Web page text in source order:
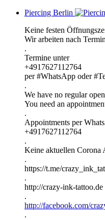
Piercing Berlin
Keine festen
Wir arbeiten nach
.
Termine unter
+4917627112764
per #WhatsApp oder
.
We have no regular
You need an
.
Appointments per
+4917627112764
.
Keine aktuellen Corona
.
https://t.me/
.
http://crazy-ink-tattoo.de
.
http://facebook.com/
.